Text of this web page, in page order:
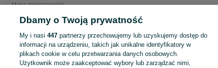
Mapa miejscowości
Mapa ministron
Dbamy o Twoją prywatność
My i nasi 447partnerzy przechowujemy lub uzyskujemy dostęp do
informacji na urządzeniu, takich jak unikalne identyfikatory w
plikach cookie w celu przetwarzania danych osobowych.
Użytkownik może zaakceptować wybory lub zarządzać nimi,